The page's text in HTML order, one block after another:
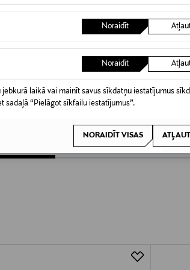
Noraidīt
Noraidīt
jebkurā laikā vai mainīt savus sīkdatņu iestatījumus
sadaļā “Pielāgot sīkfailu iestatījumus”.
NORAIDĪT VISAS
WILLKEM
Palielinošais spogulis
Original Price
8,70 €